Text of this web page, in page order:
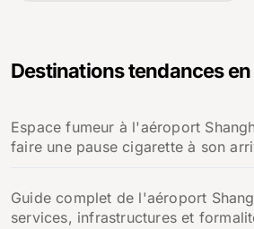
r
e
r
Destinations tendances
Espace fumeur à l'aéroport
faire une pause cigarette à son
Guide complet de l'aéroport
services, infrastructures et